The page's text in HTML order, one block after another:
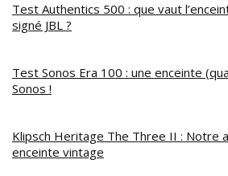
Test Authentics 500 : que vaut
signé JBL ?
Test Sonos Era 100 : une enceinte
Sonos !
Klipsch Heritage The Three II : Notre
enceinte vintage